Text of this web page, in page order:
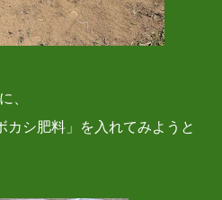
、
シ肥料」を入れてみようと